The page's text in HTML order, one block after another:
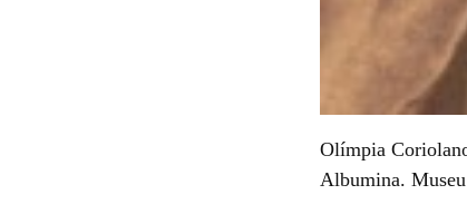
Olímpia
Albumina.